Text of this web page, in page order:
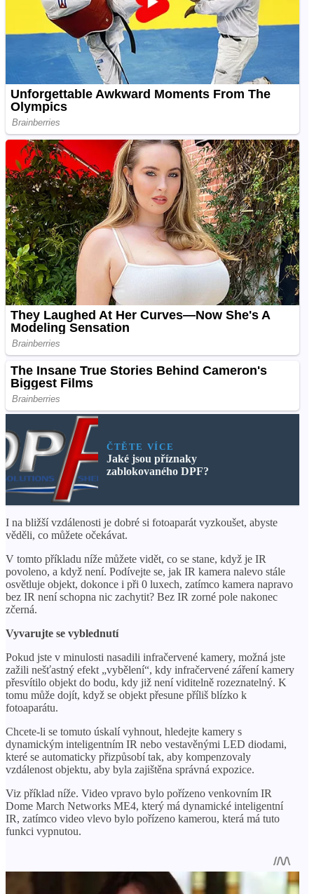
ČTĚTE VÍCE
Jaké jsou příznaky
zablokovaného DPF?
I na bližší vzdálenosti je dobré si fotoaparát vyzkoušet, abyste
věděli, co můžete očekávat.
V tomto příkladu níže můžete vidět, co se stane, když je IR
povoleno, a když není. Podívejte se, jak IR kamera nalevo stále
osvětluje objekt, dokonce i při 0 luxech, zatímco kamera napravo
bez IR není schopna nic zachytit? Bez IR zorné pole nakonec
zčerná.
Vyvarujte se vyblednutí
Pokud jste v minulosti nasadili infračervené kamery, možná jste
zažili nešťastný efekt „vybělení“, kdy infračervené záření kamery
přesvítilo objekt do bodu, kdy již není viditelně rozeznatelný. K
tomu může dojít, když se objekt přesune příliš blízko k
fotoaparátu.
Chcete-li se tomuto úskalí vyhnout, hledejte kamery s
dynamickým inteligentním IR nebo vestavěnými LED diodami,
které se automaticky přizpůsobí tak, aby kompenzovaly
vzdálenost objektu, aby byla zajištěna správná expozice.
Viz příklad níže. Video vpravo bylo pořízeno venkovním IR
Dome March Networks ME4, který má dynamické inteligentní
IR, zatímco video vlevo bylo pořízeno kamerou, která má tuto
funkci vypnutou.